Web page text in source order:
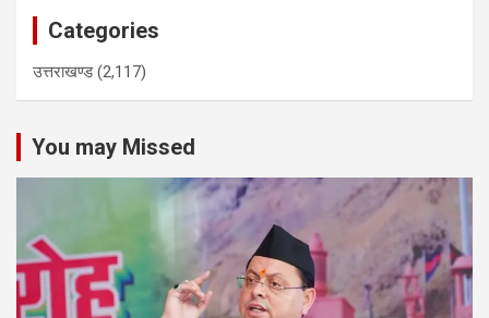
Categories
उत्तराखण्ड(2,117)
You may Missed